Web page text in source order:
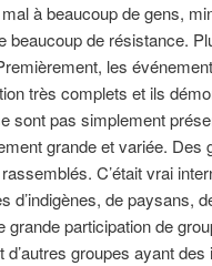
à beaucoup de gens,
beaucoup de résistance.
les
très complets et ils
sont pas simplement
grande et variée. Des
C’était vrai
d’indigènes, de paysans,
grande participation de
d’autres groupes ayant